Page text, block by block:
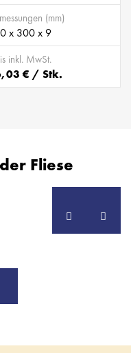
(mm)
x 300 x 9
inkl. MwSt.
€ / Stk.
Fliese